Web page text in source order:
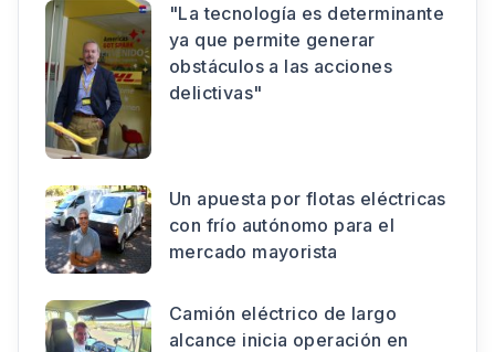
"La tecnología es determinante
ya que permite generar
obstáculos a las acciones
delictivas"
Un apuesta por flotas eléctricas
con frío autónomo para el
mercado mayorista
Camión eléctrico de largo
alcance inicia operación en